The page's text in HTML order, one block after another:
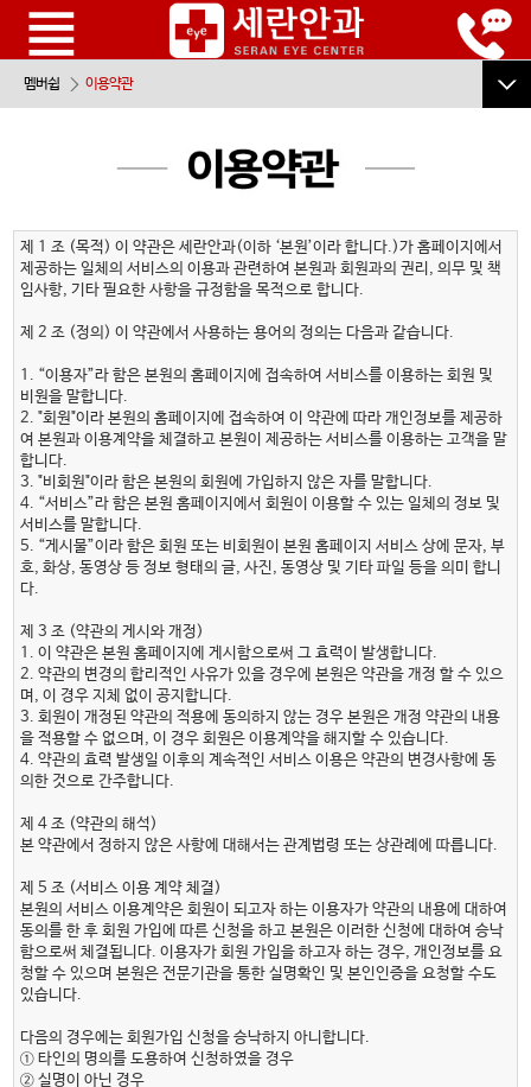
멤버쉽 이용약관
회원가입
회원정보찾기
이용약관
개인정보취급방침
제 1 조 (목적) 이 약관은 세란안과(이하 ‘본원’이라 합니다.)가 홈페이지에서
제공하는 일체의 서비스의 이용과 관련하여 본원과 회원과의 권리, 의무 및 책
임사항, 기타 필요한 사항을 규정함을 목적으로 합니다.
제 2 조 (정의) 이 약관에서 사용하는 용어의 정의는 다음과 같습니다.
1. “이용자”라 함은 본원의 홈페이지에 접속하여 서비스를 이용하는 회원 및
비원을 말합니다.
2. "회원"이라 본원의 홈페이지에 접속하여 이 약관에 따라 개인정보를 제공하
여 본원과 이용계약을 체결하고 본원이 제공하는 서비스를 이용하는 고객을 말
합니다.
3. "비회원"이라 함은 본원의 회원에 가입하지 않은 자를 말합니다.
4. “서비스”라 함은 본원 홈페이지에서 회원이 이용할 수 있는 일체의 정보 및
서비스를 말합니다.
5. “게시물”이라 함은 회원 또는 비회원이 본원 홈페이지 서비스 상에 문자, 부
호, 화상, 동영상 등 정보 형태의 글, 사진, 동영상 및 기타 파일 등을 의미 합니
다.
제 3 조 (약관의 게시와 개정)
1. 이 약관은 본원 홈페이지에 게시함으로써 그 효력이 발생합니다.
2. 약관의 변경의 합리적인 사유가 있을 경우에 본원은 약관을 개정 할 수 있으
며, 이 경우 지체 없이 공지합니다.
3. 회원이 개정된 약관의 적용에 동의하지 않는 경우 본원은 개정 약관의 내용
을 적용할 수 없으며, 이 경우 회원은 이용계약을 해지할 수 있습니다.
4. 약관의 효력 발생일 이후의 계속적인 서비스 이용은 약관의 변경사항에 동
의한 것으로 간주합니다.
제 4 조 (약관의 해석)
본 약관에서 정하지 않은 사항에 대해서는 관계법령 또는 상관례에 따릅니다.
제 5 조 (서비스 이용 계약 체결)
본원의 서비스 이용계약은 회원이 되고자 하는 이용자가 약관의 내용에 대하여
동의를 한 후 회원 가입에 따른 신청을 하고 본원은 이러한 신청에 대하여 승낙
함으로써 체결됩니다. 이용자가 회원 가입을 하고자 하는 경우, 개인정보를 요
청할 수 있으며 본원은 전문기관을 통한 실명확인 및 본인인증을 요청할 수도
있습니다.
다음의 경우에는 회원가입 신청을 승낙하지 아니합니다.
① 타인의 명의를 도용하여 신청하였을 경우
② 실명이 아닌 경우